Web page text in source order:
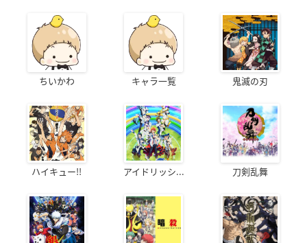
ちいかわ キャラ一覧 鬼滅の刃
ハイキュー!! アイドリッシ... 刀剣乱舞